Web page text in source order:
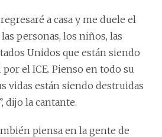
a casa y me duele el
personas, los niños, las
Unidos que están siendo
por el ICE. Pienso en todo su
vidas están siendo destruidas
dijo la cantante.
piensa en la gente de